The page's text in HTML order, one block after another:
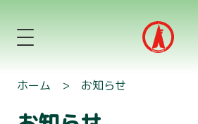
ホーム > お知らせ